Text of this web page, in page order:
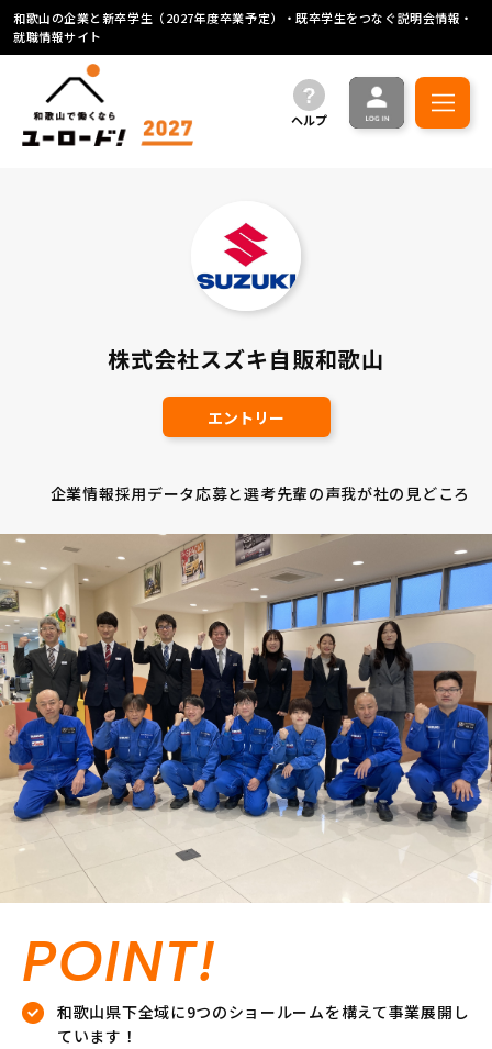
和歌山の企業と新卒学生（2027年度卒業予定）・既卒学生をつなぐ説明会情報・
就職情報サイト
ヘルプ
株式会社スズキ自販和歌山
エントリー
企業情報採用データ応募と選考先輩の声我が社の見どころ
POINT!
和歌山県下全域に9つのショールームを構えて事業展開し
ています！